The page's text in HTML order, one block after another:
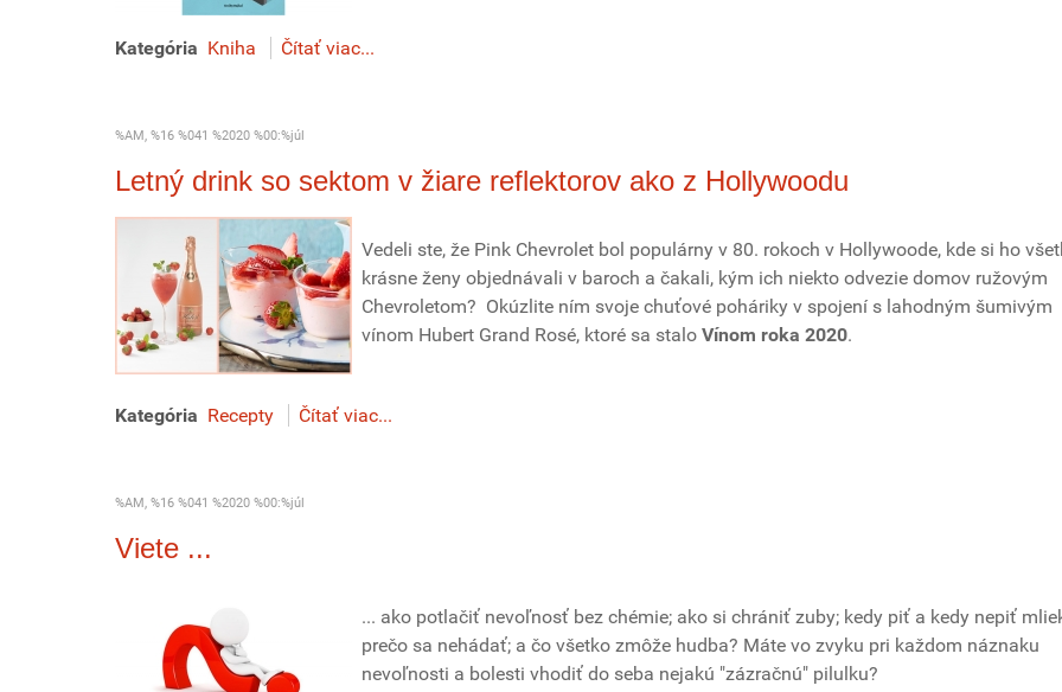
Kategória Kniha Čítať viac...
%AM, %16 %041 %2020 %00:%júl
Letný drink so sektom v žiare reflektorov ako z Hollywoodu
Vedeli ste, že Pink Chevrolet bol populárny v 80. rokoch v Hollywoode, kde si ho
krásne ženy objednávali v baroch a čakali, kým ich niekto odvezie domov ružovým
Chevroletom? Okúzlite ním svoje chuťové poháriky v spojení s lahodným šumivým
vínom Hubert Grand Rosé, ktoré sa stalo Vínom roka 2020.
Kategória Recepty Čítať viac...
%AM, %16 %041 %2020 %00:%júl
Viete ...
... ako potlačiť nevoľnosť bez chémie; ako si chrániť zuby; kedy piť a kedy nepiť
prečo sa nehádať; a čo všetko zmôže hudba? Máte vo zvyku pri každom náznaku
nevoľnosti a bolesti vhodiť do seba nejakú "zázračnú" pilulku?